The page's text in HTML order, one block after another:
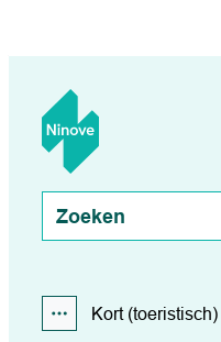
Ninove
Wat zoek je?
Toon alle
Kort